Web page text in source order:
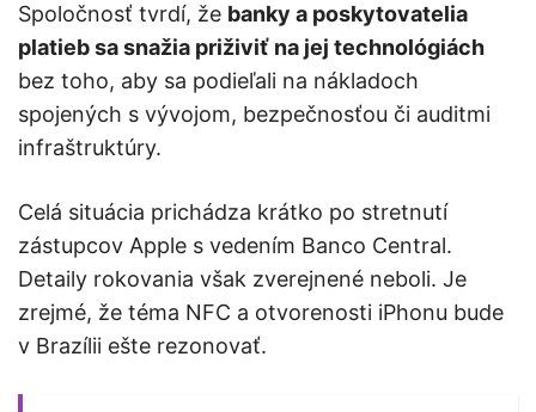
Spoločnosť tvrdí, že banky a poskytovatelia
platieb sa snažia priživiť na jej technológiách
bez toho, aby sa podieľali na nákladoch
spojených s vývojom, bezpečnosťou či auditmi
infraštruktúry.
Celá situácia prichádza krátko po stretnutí
zástupcov Apple s vedením Banco Central.
Detaily rokovania však zverejnené neboli. Je
zrejmé, že téma NFC a otvorenosti iPhonu bude
v Brazílii ešte rezonovať.